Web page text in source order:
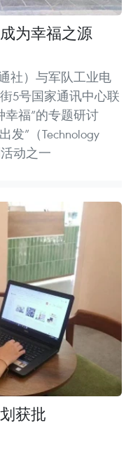
为幸福之源
社）与军队工业电
5号国家通讯中心联
福”的专题研讨
发”（Technology
动之一
获批